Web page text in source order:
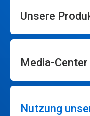
Unsere
Media-Center
Nutzung